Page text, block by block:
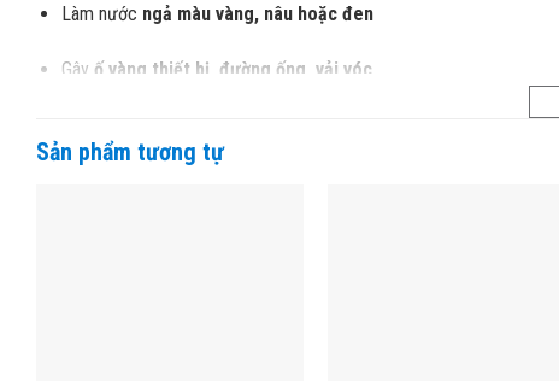
Làm nước ngả màu vàng, nâu hoặc đen
Gây ố vàng thiết bị, đường ống, vải vóc
trong sản xuất công nghiệp
Sản phẩm tương tự